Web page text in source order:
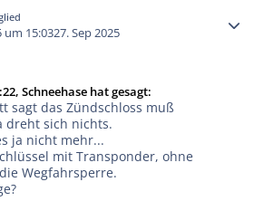
um 15:0327. Sep 2025
Schneehase hat gesagt:
sagt das Zündschloss muß
dreht sich nichts.
ja nicht mehr...
mit Transponder, ohne
Wegfahrsperre.